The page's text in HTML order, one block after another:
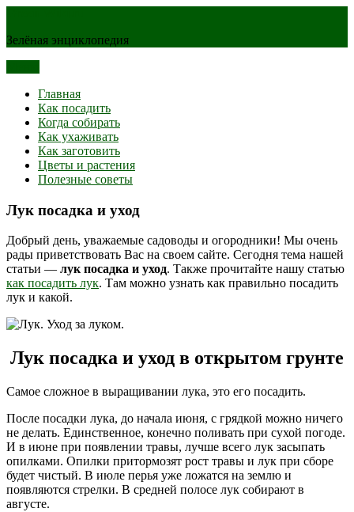
Зелёная энциклопедия
Главная
Как посадить
Когда собирать
Как ухаживать
Как заготовить
Цветы и растения
Полезные советы
Лук посадка и уход
Добрый день, уважаемые садоводы и огородники! Мы очень
рады приветствовать Вас на своем сайте. Сегодня тема нашей
статьи — лук посадка и уход. Также прочитайте нашу статью
как посадить лук. Там можно узнать как правильно посадить
лук и какой.
Лук посадка и уход в открытом грунте
Самое сложное в выращивании лука, это его посадить.
После посадки лука, до начала июня, с грядкой можно ничего
не делать. Единственное, конечно поливать при сухой погоде.
И в июне при появлении травы, лучше всего лук засыпать
опилками. Опилки притормозят рост травы и лук при сборе
будет чистый. В июле перья уже ложатся на землю и
появляются стрелки. В средней полосе лук собирают в
августе.